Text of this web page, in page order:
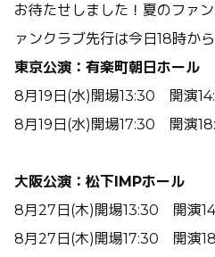
お待たせしました！夏のファ
ァンクラブ先行は今日18時から
東京公演：有楽町朝日ホール
8月19日(水)開場13:30 開演
8月19日(水)開場17:30 開演
大阪公演：松下IMPホール
8月27日(木)開場13:30 開演
8月27日(木)開場17:30 開演